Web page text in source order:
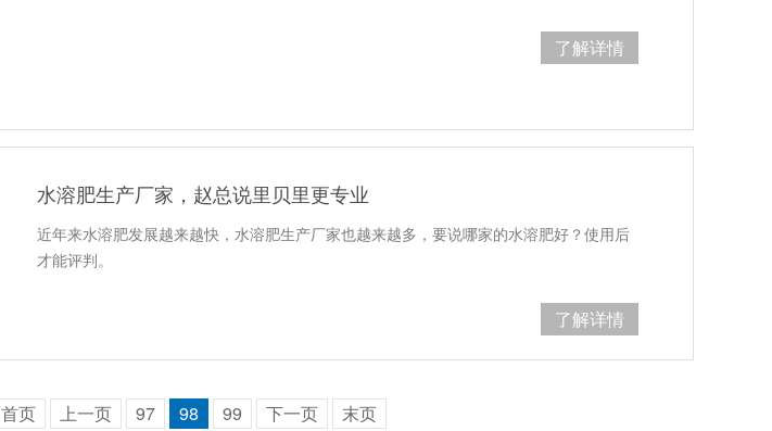
了解详情
水溶肥生产厂家，赵总说里贝里更专业
近年来水溶肥发展越来越快，水溶肥生产厂家也越来越多，要说哪家的水溶肥好？使用后
才能评判。
了解详情
首页 上一页 97 98 99 下一页 末页